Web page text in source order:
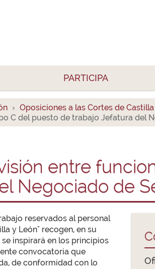
PARTICIPA
Oposiciones a las Cortes de
C del puesto de trabajo Jefatura del
entre
Negociado de
reservados al personal
y León" recogen, en su
inspirará en los principios
convocatoria que
de conformidad con lo